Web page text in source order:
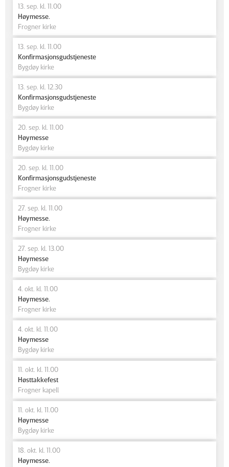
13. sep. kl. 11.00
Høymesse.
Frogner kirke
13. sep. kl. 11.00
Konfirmasjonsgudstjeneste
Bygdøy kirke
13. sep. kl. 12.30
Konfirmasjonsgudstjeneste
Bygdøy kirke
20. sep. kl. 11.00
Høymesse
Bygdøy kirke
20. sep. kl. 11.00
Konfirmasjonsgudstjeneste
Frogner kirke
27. sep. kl. 11.00
Høymesse.
Frogner kirke
27. sep. kl. 13.00
Høymesse
Bygdøy kirke
4. okt. kl. 11.00
Høymesse.
Frogner kirke
4. okt. kl. 11.00
Høymesse
Bygdøy kirke
11. okt. kl. 11.00
Høsttakkefest
Frogner kapell
11. okt. kl. 11.00
Høymesse
Bygdøy kirke
18. okt. kl. 11.00
Høymesse.